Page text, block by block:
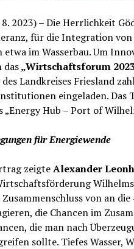
2023) – Die Herrlichkeit
für die Integration
im Wasserbau. Um
das„Wirtschaftsforum
Landkreises Friesland
eingeladen. Das
„Energy Hub – Port of
für Energiewende
zeigteAlexander
von an
die Chancen im
die man nach
sollte. Tiefes Wasser,